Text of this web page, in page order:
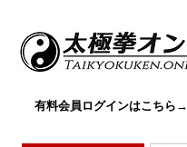
有料会員ログインはこちら→